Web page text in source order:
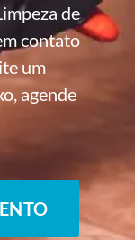
de
contato
um
agende